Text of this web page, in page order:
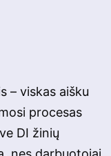
– viskas aišku
procesas
DI žinių